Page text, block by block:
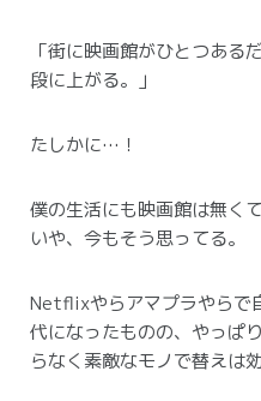
「街に映画館がひとつある
段に上がる。」
たしかに…！
僕の生活にも映画館は無く
いや、今もそう思ってる。
Netflixやらアマプラやらで
代になったものの、やっぱ
らなく素敵なモノで替えは